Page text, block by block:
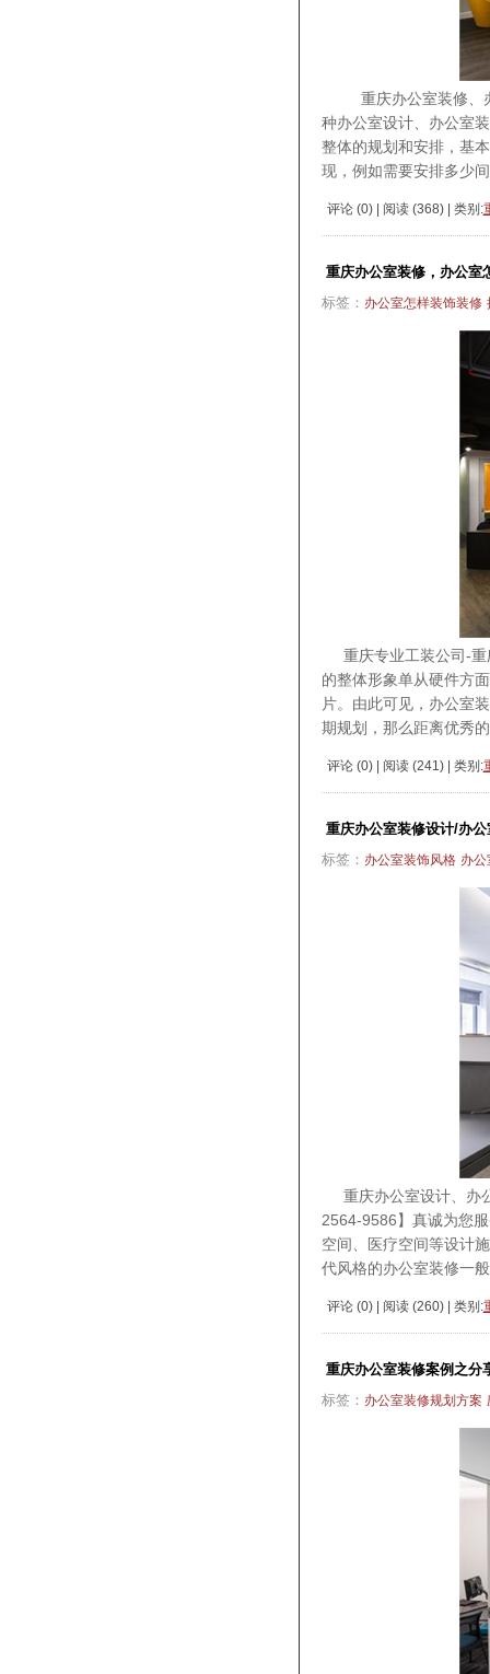
重庆办公室装修、办
种办公室设计、办公室
整体的规划和安排，基
现，例如需要安排多少
评论 (0) | 阅读 (368) | 类别:
重庆办公室装修，办公室
标签： 办公室怎样装饰装修
重庆专业工装公司-重
的整体形象单从硬件方
片。由此可见，办公室
期规划，那么距离优秀
评论 (0) | 阅读 (241) | 类别:
重庆办公室装修设计/办
标签： 办公室装饰风格 办公
重庆办公室设计、办
2564-9586】真诚为您
空间、医疗空间等设
代风格的办公室装修一
评论 (0) | 阅读 (260) | 类别:
重庆办公室装修案例之分
标签： 办公室装修规划方案